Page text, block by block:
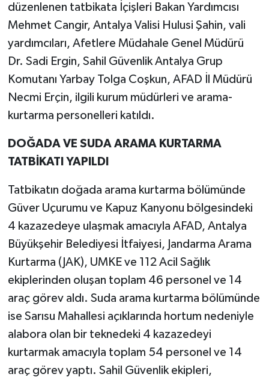
düzenlenen tatbikata İçişleri Bakan Yardımcısı
Mehmet Cangir, Antalya Valisi Hulusi Şahin, vali
yardımcıları, Afetlere Müdahale Genel Müdürü
Dr. Sadi Ergin, Sahil Güvenlik Antalya Grup
Komutanı Yarbay Tolga Coşkun, AFAD İl Müdürü
Necmi Erçin, ilgili kurum müdürleri ve arama-
kurtarma personelleri katıldı.
DOĞADA VE SUDA ARAMA KURTARMA
TATBİKATI YAPILDI
Tatbikatın doğada arama kurtarma bölümünde
Güver Uçurumu ve Kapuz Kanyonu bölgesindeki
4 kazazedeye ulaşmak amacıyla AFAD, Antalya
Büyükşehir Belediyesi İtfaiyesi, Jandarma Arama
Kurtarma (JAK), UMKE ve 112 Acil Sağlık
ekiplerinden oluşan toplam 46 personel ve 14
araç görev aldı. Suda arama kurtarma bölümünde
ise Sarısu Mahallesi açıklarında hortum nedeniyle
alabora olan bir teknedeki 4 kazazedeyi
kurtarmak amacıyla toplam 54 personel ve 14
araç görev yaptı. Sahil Güvenlik ekipleri,